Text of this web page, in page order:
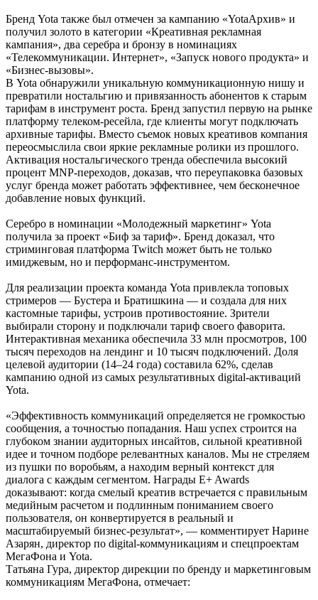
Бренд Yota также был отмечен за кампанию «YotaАрхив» и
получил золото в категории «Креативная рекламная
кампания», два серебра и бронзу в номинациях
«Телекоммуникации. Интернет», «Запуск нового продукта» и
«Бизнес-вызовы».
В Yota обнаружили уникальную коммуникационную нишу и
превратили ностальгию и привязанность абонентов к старым
тарифам в инструмент роста. Бренд запустил первую на рынке
платформу телеком-ресейла, где клиенты могут подключать
архивные тарифы. Вместо съемок новых креативов компания
переосмыслила свои яркие рекламные ролики из прошлого.
Активация ностальгического тренда обеспечила высокий
процент MNP-переходов, доказав, что переупаковка базовых
услуг бренда может работать эффективнее, чем бесконечное
добавление новых функций.
Серебро в номинации «Молодежный маркетинг» Yota
получила за проект «Биф за тариф». Бренд доказал, что
стриминговая платформа Twitch может быть не только
имиджевым, но и перформанс-инструментом.
Для реализации проекта команда Yota привлекла топовых
стримеров — Бустера и Братишкина — и создала для них
кастомные тарифы, устроив противостояние. Зрители
выбирали сторону и подключали тариф своего фаворита.
Интерактивная механика обеспечила 33 млн просмотров, 100
тысяч переходов на лендинг и 10 тысяч подключений. Доля
целевой аудитории (14–24 года) составила 62%, сделав
кампанию одной из самых результативных digital-активаций
Yota.
«Эффективность коммуникаций определяется не громкостью
сообщения, а точностью попадания. Наш успех строится на
глубоком знании аудиторных инсайтов, сильной креативной
идее и точном подборе релевантных каналов. Мы не стреляем
из пушки по воробьям, а находим верный контекст для
диалога с каждым сегментом. Награды E+ Awards
доказывают: когда смелый креатив встречается с правильным
медийным расчетом и подлинным пониманием своего
пользователя, он конвертируется в реальный и
масштабируемый бизнес-результат», — комментирует Нарине
Азарян, директор по digital-коммуникациям и спецпроектам
МегаФона и Yota.
Татьяна Гура, директор дирекции по бренду и маркетинговым
коммуникациям МегаФона, отмечает: